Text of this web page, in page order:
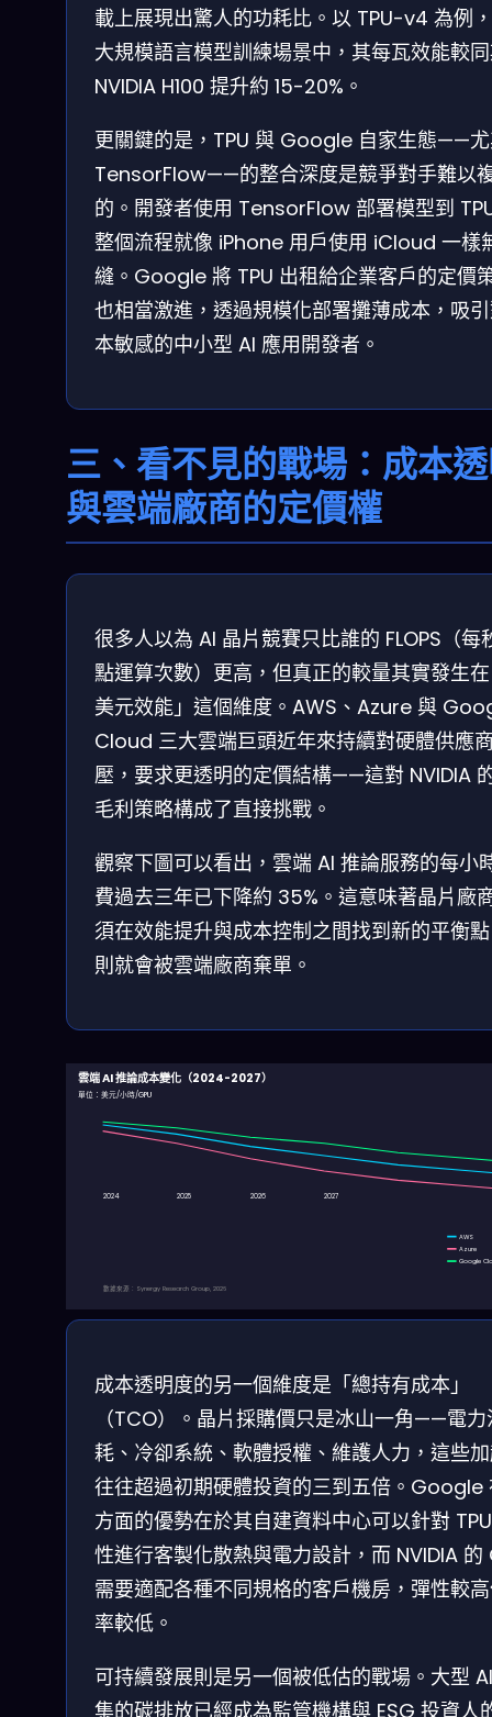
載上展現出驚人的功耗比。以 TPU-v4 為例
大規模語言模型訓練場景中，其每瓦效能較
NVIDIA H100 提升約 15-20%。
更關鍵的是，TPU 與 Google 自家生態——
TensorFlow——的整合深度是競爭對手難以
的。開發者使用 TensorFlow 部署模型到
整個流程就像 iPhone 用戶使用 iCloud 一樣
縫。Google 將 TPU 出租給企業客戶的定價
也相當激進，透過規模化部署攤薄成本，吸
本敏感的中小型 AI 應用開發者。
三、看不見的戰場：成本
與雲端廠商的定價權
很多人以為 AI 晶片競賽只比誰的 FLOPS（每
點運算次數）更高，但真正的較量其實發生
美元效能」這個維度。AWS、Azure 與
Cloud 三大雲端巨頭近年來持續對硬體供應
壓，要求更透明的定價結構——這對 NVIDIA
毛利策略構成了直接挑戰。
觀察下圖可以看出，雲端 AI 推論服務的每小
費過去三年已下降約 35%。這意味著晶片廠
須在效能提升與成本控制之間找到新的平衡
則就會被雲端廠商棄單。
雲端 AI 推論成本變化（2024-2027）
單位：美元/小時/GPU
2024 2025 2026 2027
AWS
Azure
Google
數據來源：Synergy Research Group, 2026
成本透明度的另一個維度是「總持有成本」
（TCO）。晶片採購價只是冰山一角——電力
耗、冷卻系統、軟體授權、維護人力，這些
往往超過初期硬體投資的三到五倍。Google
方面的優勢在於其自建資料中心可以針對
性進行客製化散熱與電力設計，而 NVIDIA 的
需要適配各種不同規格的客戶機房，彈性較
率較低。
可持續發展則是另一個被低估的戰場。大型
集的碳排放已經成為監管機構與 ESG 投資人